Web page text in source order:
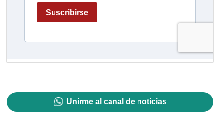
Unirme al canal de noticias